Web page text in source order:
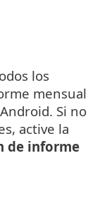
los
mensual
Si no
active la
de informe